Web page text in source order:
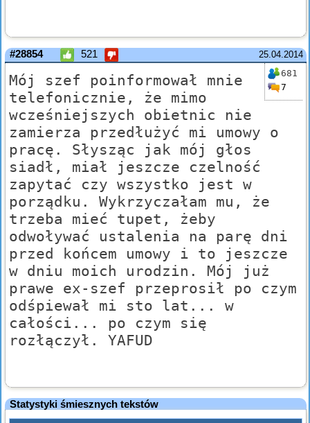
25.04.2014
#28854 521
681
7
Mój szef poinformował mnie
telefonicznie, że mimo
wcześniejszych obietnic nie
zamierza przedłużyć mi umowy o
pracę. Słysząc jak mój głos
siadł, miał jeszcze czelność
zapytać czy wszystko jest w
porządku. Wykrzyczałam mu, że
trzeba mieć tupet, żeby
odwoływać ustalenia na parę dni
przed końcem umowy i to jeszcze
w dniu moich urodzin. Mój już
prawe ex-szef przeprosił po czym
odśpiewał mi sto lat... w
całości... po czym się
rozłączył. YAFUD
Statystyki śmiesznych tekstów